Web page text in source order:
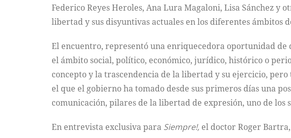
Federico Reyes Heroles, Ana Lura Magaloni, Lisa Sánchez y
libertad y sus disyuntivas actuales en los diferentes ámbitos
El encuentro, representó una enriquecedora oportunidad
el ámbito social, político, económico, jurídico, histórico o
concepto y la trascendencia de la libertad y su ejercicio,
el que el gobierno ha tomado desde sus primeros días una
comunicación, pilares de la libertad de expresión, uno de
En entrevista exclusiva para Siempre!, el doctor Roger